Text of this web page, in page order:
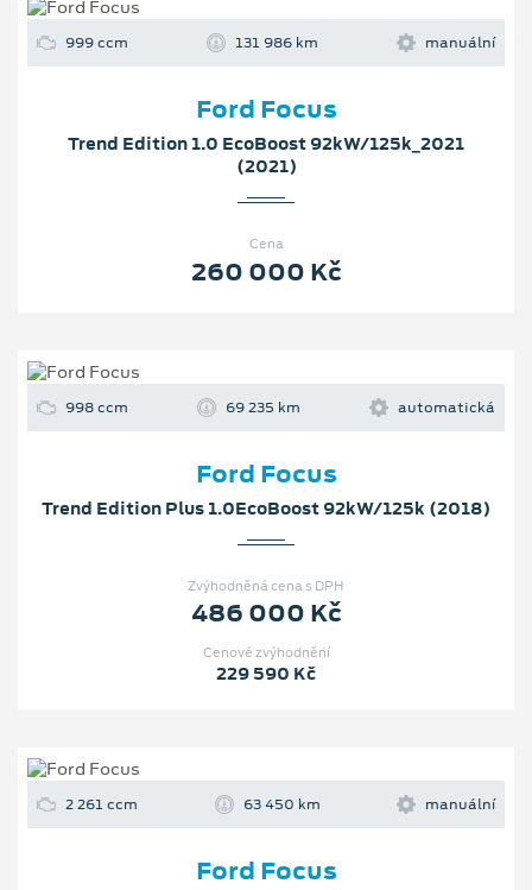
999 ccm 131 986 km manuální
Ford Focus
Trend Edition 1.0 EcoBoost 92kW/125k_2021
(2021)
Cena
260 000 Kč
998 ccm 69 235 km automatická
Ford Focus
Trend Edition Plus 1.0EcoBoost 92kW/125k (2018)
Zvýhodněná cena s DPH
486 000 Kč
Cenové zvýhodnění
229 590 Kč
2 261 ccm 63 450 km manuální
Ford Focus